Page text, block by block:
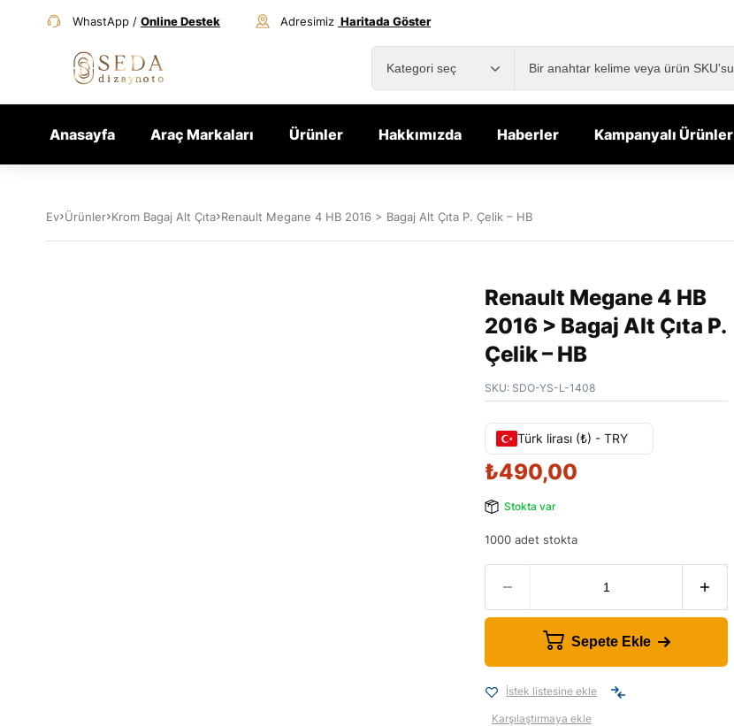
WhastApp / Online Destek Adresimiz Haritada Göster
Anasayfa Araç Markaları Ürünler Hakkımızda Haberler Kampanyalı Ürünler
Ev Ürünler Krom Bagaj Alt Çıta Renault Megane 4 HB 2016 > Bagaj Alt Çıta P. Çelik – HB
Renault Megane 4 HB
2016 > Bagaj Alt Çıta P.
Çelik – HB
SKU: SDO-YS-L-1408
Türk lirası (₺) - TRY
₺490,00
Stokta var
1000 adet stokta
Sepete Ekle
İstek listesine ekle
Karşılaştırmaya ekle